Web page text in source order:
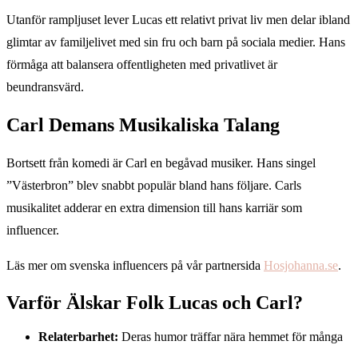
Utanför rampljuset lever Lucas ett relativt privat liv men delar ibland
glimtar av familjelivet med sin fru och barn på sociala medier. Hans
förmåga att balansera offentligheten med privatlivet är
beundransvärd.
Carl Demans Musikaliska Talang
Bortsett från komedi är Carl en begåvad musiker. Hans singel
”Västerbron” blev snabbt populär bland hans följare. Carls
musikalitet adderar en extra dimension till hans karriär som
influencer.
Läs mer om svenska influencers på vår partnersida Hosjohanna.se.
Varför Älskar Folk Lucas och Carl?
Relaterbarhet: Deras humor träffar nära hemmet för många